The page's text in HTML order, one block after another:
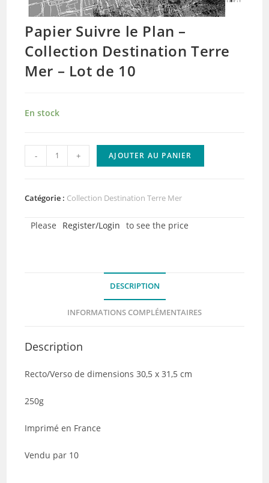
Papier Suivre le Plan –
Collection Destination Terre
Mer – Lot de 10
En stock
quantité
de
Suivre
Plan
de
- + AJOUTER AU PANIER
Catégorie : Collection Destination Terre Mer
Please Register/Login to see the price
DESCRIPTION
INFORMATIONS COMPLÉMENTAIRES
Description
Recto/Verso de dimensions 30,5 x 31,5 cm
250g
Imprimé en France
Vendu par 10